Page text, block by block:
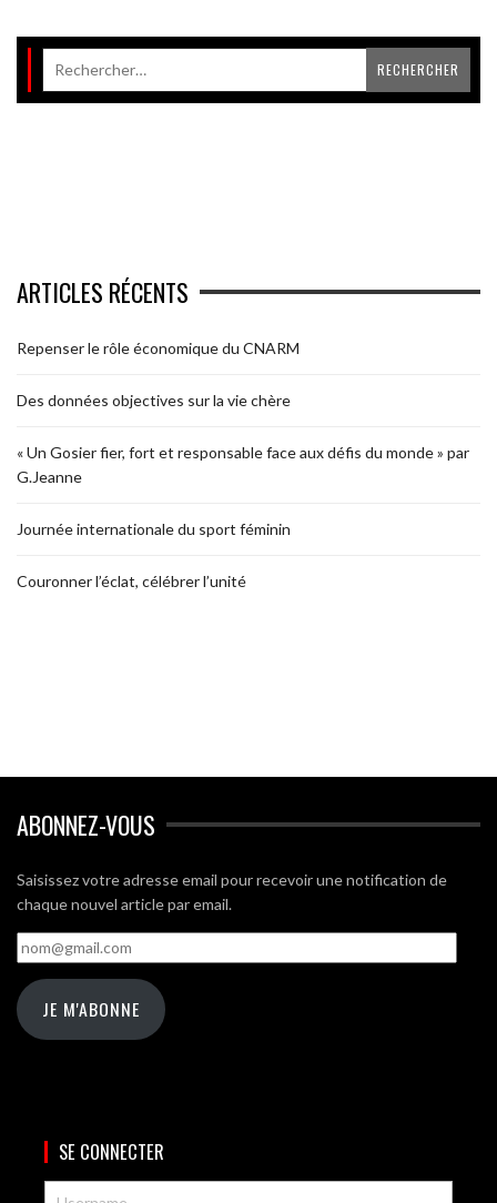
ARTICLES RÉCENTS
Repenser le rôle économique du CNARM
Des données objectives sur la vie chère
« Un Gosier fier, fort et responsable face aux défis du monde » par
G.Jeanne
Journée internationale du sport féminin
Couronner l’éclat, célébrer l’unité
ABONNEZ-VOUS
Saisissez votre adresse email pour recevoir une notification de
chaque nouvel article par email.
nom@gmail.com
JE M'ABONNE
SE CONNECTER